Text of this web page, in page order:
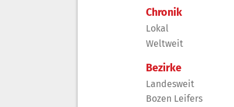
Chronik
Lokal
Weltweit
Bezirke
Landesweit
Bozen Leifers